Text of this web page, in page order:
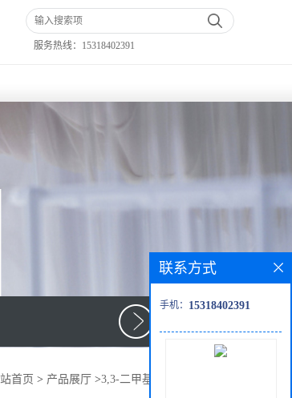
服务热线： 15318402391
首页 > 产品展厅 >3,3-二甲基-1-丁炔 917-92-0
联系方式
手机： 15318402391